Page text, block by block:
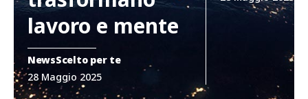
lavoro e mente
NewsScelto per te
28 Maggio 2025